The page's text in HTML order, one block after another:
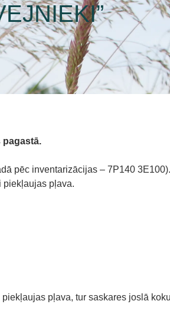
pagastā.
pēc inventarizācijas – 7P140
piekļaujas pļava.
pļava, tur saskares joslā